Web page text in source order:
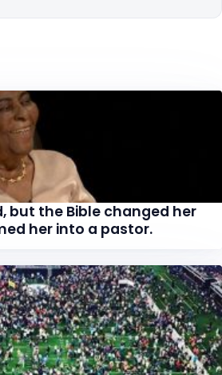
but the Bible changed her
her into a pastor.